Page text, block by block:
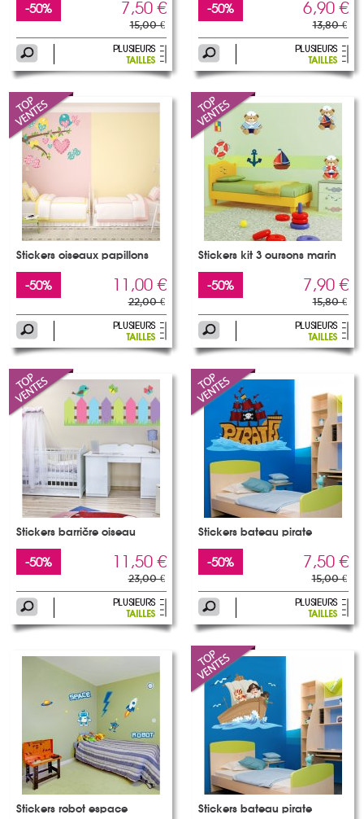
-50% 7,50 €
15,00 €
-50% 6,90 €
13,80 €
Stickers oiseaux papillons
-50% 11,00 €
22,00 €
Stickers kit 3 oursons marin
-50% 7,90 €
15,80 €
Stickers barrière oiseau
-50% 11,50 €
23,00 €
Stickers bateau pirate
-50% 7,50 €
15,00 €
Stickers robot espace Stickers bateau pirate